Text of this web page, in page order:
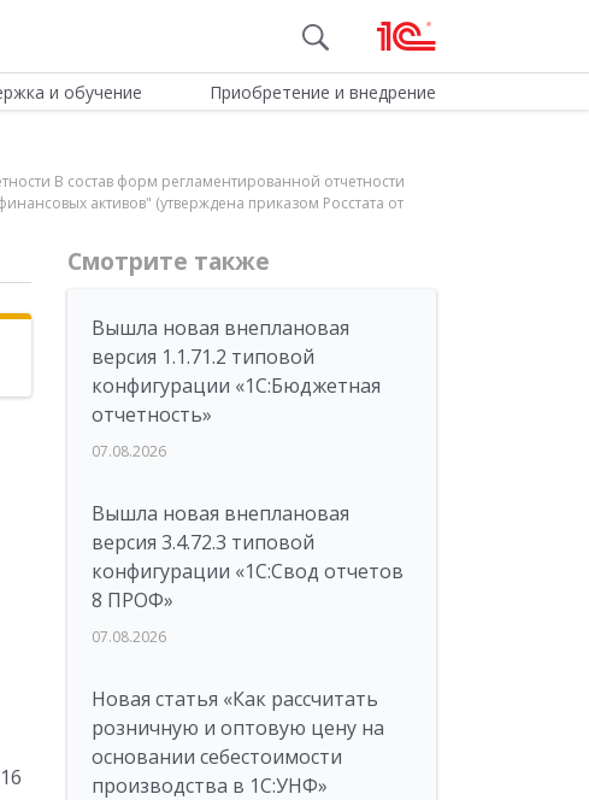
и обучение Приобретение и внедрение
В состав форм регламентированной отчетности
активов" (утверждена приказом Росстата от
Смотрите также
Вышла новая внеплановая
версия 1.1.71.2 типовой
конфигурации «1C:Бюджетная
отчетность»
07.08.2026
Вышла новая внеплановая
версия 3.4.72.3 типовой
конфигурации «1C:Свод отчетов
8 ПРОФ»
07.08.2026
Новая статья «Как рассчитать
розничную и оптовую цену на
основании себестоимости
производства в 1С:УНФ»